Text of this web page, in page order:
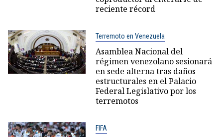
reciente récord
Terremoto en Venezuela
Asamblea Nacional del
régimen venezolano sesionará
en sede alterna tras daños
estructurales en el Palacio
Federal Legislativo por los
terremotos
FIFA